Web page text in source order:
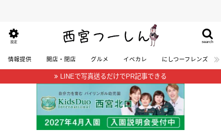
search
設定
情報提供 開店・閉店 グルメ イベカレ にしつーフレンズ
LINEで写真送るだけでPR記事できる